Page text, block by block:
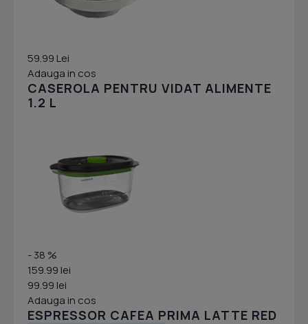
59.99 Lei
Adauga in cos
CASEROLA PENTRU VIDAT ALIMENTE
1.2 L
- 38 %
159.99 lei
99.99 lei
Adauga in cos
ESPRESSOR CAFEA PRIMA LATTE RED